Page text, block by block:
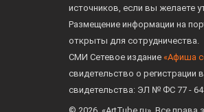
источников, если вы желаете
Размещение информации на
открыты для сотрудничества.
СМИ Сетевое издание «Афиша
свидетельство о
свидетельства: ЭЛ № ФС 77 -
© 2026. «ArtTube.ru». Все права